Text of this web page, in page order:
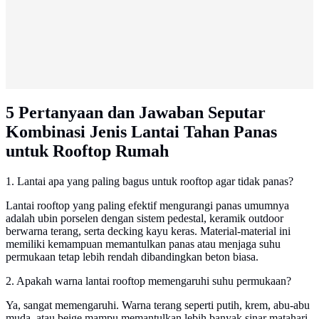
5 Pertanyaan dan Jawaban Seputar
Kombinasi Jenis Lantai Tahan Panas
untuk Rooftop Rumah
1. Lantai apa yang paling bagus untuk rooftop agar tidak panas?
Lantai rooftop yang paling efektif mengurangi panas umumnya
adalah ubin porselen dengan sistem pedestal, keramik outdoor
berwarna terang, serta decking kayu keras. Material-material ini
memiliki kemampuan memantulkan panas atau menjaga suhu
permukaan tetap lebih rendah dibandingkan beton biasa.
2. Apakah warna lantai rooftop memengaruhi suhu permukaan?
Ya, sangat memengaruhi. Warna terang seperti putih, krem, abu-abu